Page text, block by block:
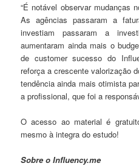
“É notável observar mudanças
As agências passaram a
investiam passaram a
aumentaram ainda mais o
de customer sucesso do
reforça a crescente valorização
tendência ainda mais otimista
a profissional, que foi a
O acesso ao material é
mesmo à integra do estudo!
Sobre o Influency.me